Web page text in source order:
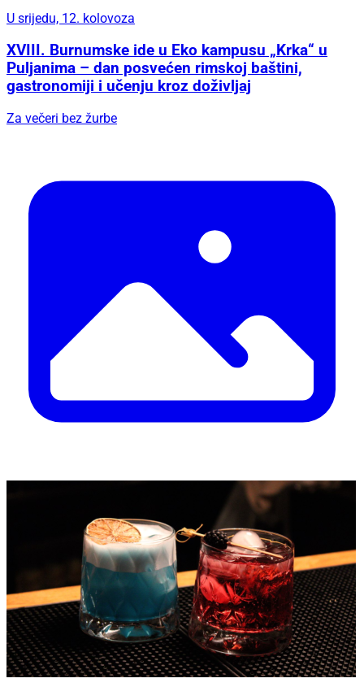
U srijedu, 12. kolovoza
XVIII. Burnumske ide u Eko kampusu „Krka“ u
Puljanima – dan posvećen rimskoj baštini,
gastronomiji i učenju kroz doživljaj
Za večeri bez žurbe